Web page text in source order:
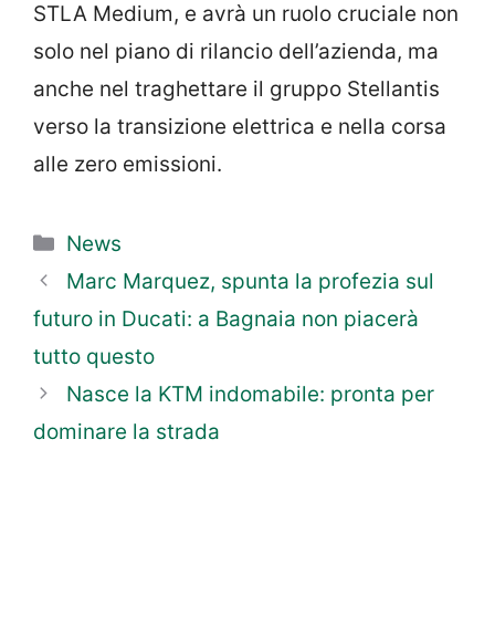
STLA Medium, e avrà un ruolo cruciale non
solo nel piano di rilancio dell’azienda, ma
anche nel traghettare il gruppo Stellantis
verso la transizione elettrica e nella corsa
alle zero emissioni.
Categorie
News
Marc Marquez, spunta la profezia sul
futuro in Ducati: a Bagnaia non piacerà
tutto questo
Nasce la KTM indomabile: pronta per
dominare la strada